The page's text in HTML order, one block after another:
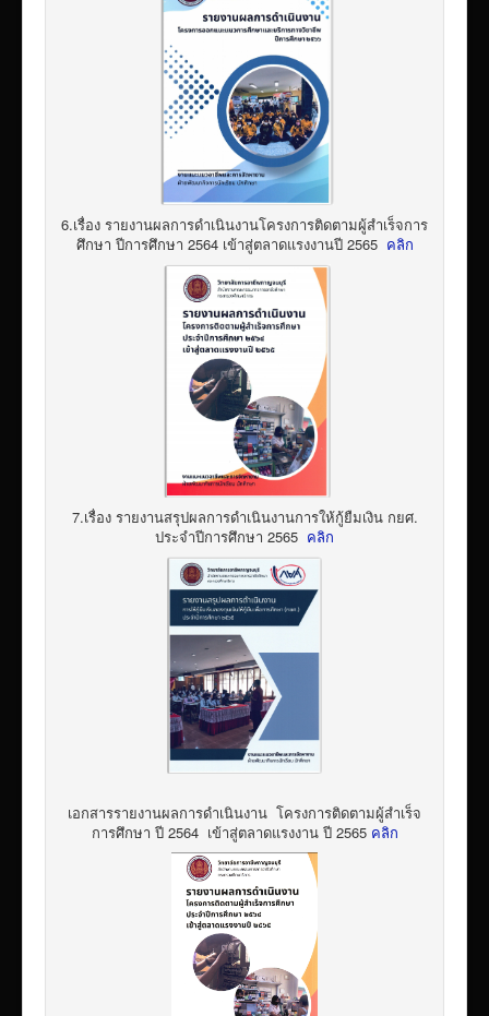
6.เรื่อง รายงานผลการดำเนินงานโครงการติดตามผู้สำเร็จการ
ศึกษา ปีการศึกษา 2564 เข้าสู่ตลาดแรงงานปี 2565 คลิก
7.เรื่อง รายงานสรุปผลการดำเนินงานการให้กู้ยืมเงิน กยศ.
ประจำปีการศึกษา 2565 คลิก
เอกสารรายงานผลการดำเนินงาน โครงการติดตามผู้สำเร็จ
การศึกษา ปี 2564 เข้าสู่ตลาดแรงงาน ปี 2565 คลิก